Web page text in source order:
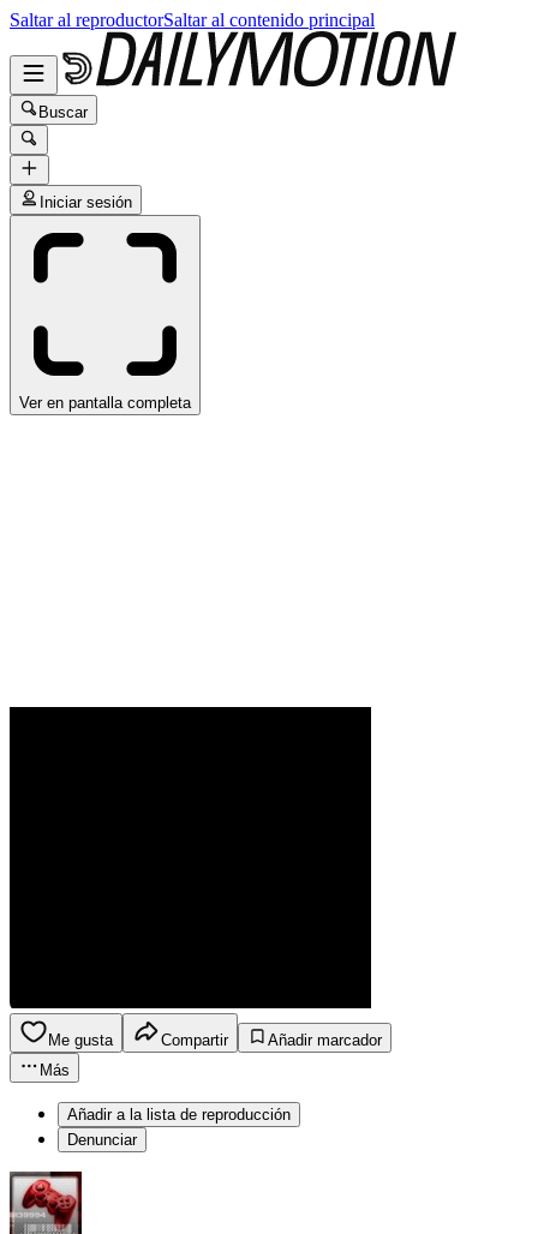
Saltar al reproductorSaltar al contenido principal
Buscar
Iniciar sesión
Ver en pantalla completa
Me gusta Compartir
Añadir marcador
Más
Añadir a la lista de reproducción
Denunciar